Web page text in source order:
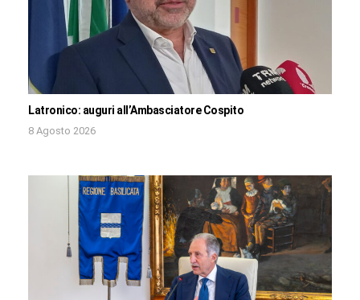
Latronico: auguri all’Ambasciatore Cospito
8 Agosto 2026